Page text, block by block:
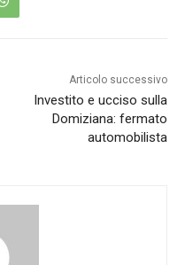
Articolo successivo
Investito e ucciso sulla
Domiziana: fermato
automobilista